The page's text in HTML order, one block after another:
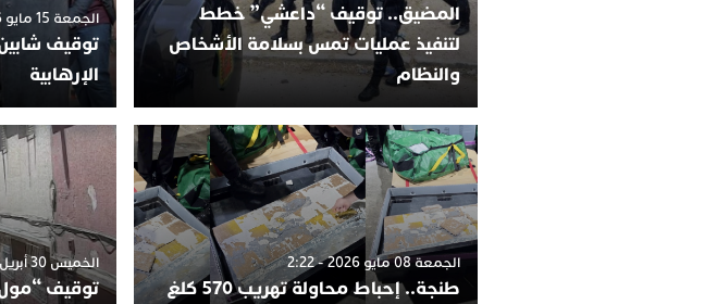
المضيق.. توقيف “داعشي” خطط
لتنفيذ عمليات تمس بسلامة الأشخاص
والنظام
الجمعة 15 مايو 2026 - 5:42
توقيف
الإرهابية
الجمعة 08 مايو 2026 - 2:22
طنجة.. إحباط محاولة تهريب 570 كلغ
الخميس 30 أبريل 2026 - 10:40
توقيف